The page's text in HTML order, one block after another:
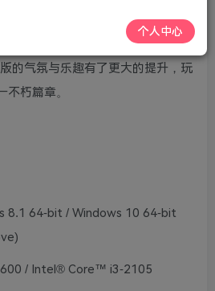
的《FINAL FANTASY IV》像素复
戏《FF》系列第四作现已通过精美
的气氛与乐趣有了更大的提升，玩
朽篇章。
8.1 64-bit / Windows 10 64-bit
/ Intel® Core™ i3-2105
个人中心